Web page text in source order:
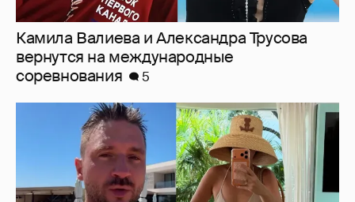
От Шанхая до Мальдив: как отдыхают
Сергей Лазарев с детьми, Ксения Собчак
и Наиля Аскер-заде
9